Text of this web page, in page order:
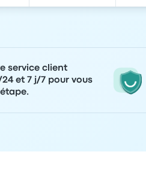
service client
et 7 j/7 pour vous